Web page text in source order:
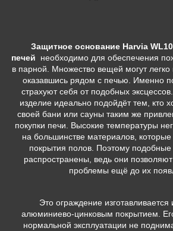
Защитное основание Harvia
печей
необходимо для обеспечения
в парной. Множество вещей могут
оказавшись рядом с печью. Именно
страхуют себя от подобных
изделие идеально подойдёт тем, кто
своей бани или сауны таким же
покупки печи. Высокие температуры
на большинстве материалов,
покрытия полов. Поэтому подобные
распространены, ведь они
проблемы ещё до их
Это ограждение изготавливается
алюминиево-цинковым покрытием.
нормальной эксплуатации не